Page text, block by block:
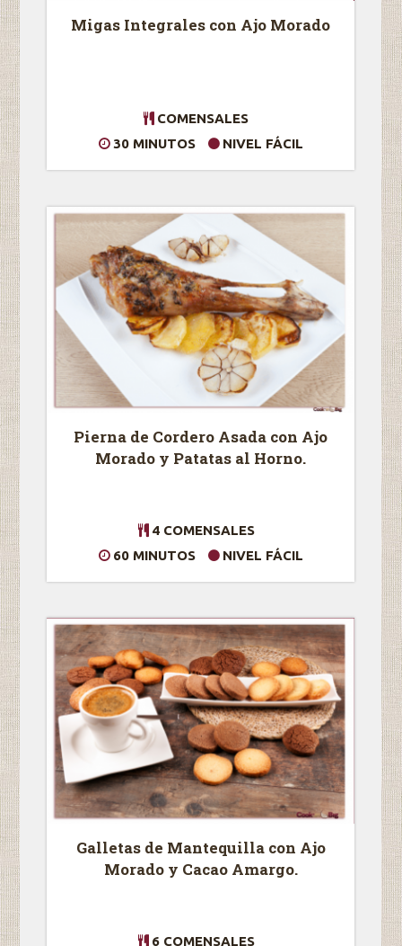
Migas Integrales con Ajo Morado
COMENSALES
30 MINUTOS
NIVEL FÁCIL
Pierna de Cordero Asada con Ajo
Morado y Patatas al Horno.
4 COMENSALES
60 MINUTOS
NIVEL FÁCIL
Galletas de Mantequilla con Ajo
Morado y Cacao Amargo.
6 COMENSALES